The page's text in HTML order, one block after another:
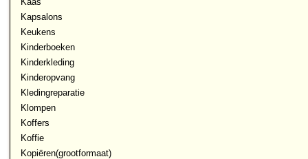
Kapsalons
Keukens
Kinderboeken
Kinderkleding
Kinderopvang
Kledingreparatie
Klompen
Koffers
Koffie
Kopiëren(grootformaat)